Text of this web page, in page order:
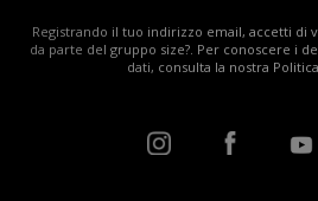
Registrando il tuo indirizzo email, accetti di
da parte del gruppo size?. Per conoscere i
dati, consulta la nostra